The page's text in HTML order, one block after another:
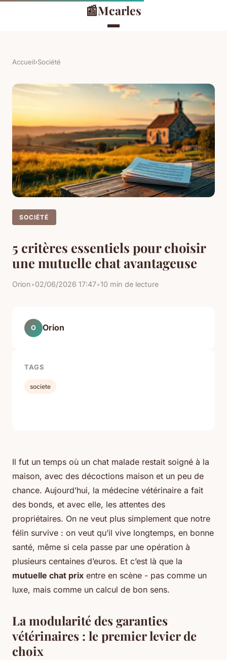
📰Mcarles
Accueil›Société
SOCIÉTÉ
5 critères essentiels pour choisir
une mutuelle chat avantageuse
Orion•02/06/2026 17:47•10 min de lecture
Il fut un temps où un chat malade restait soigné à la
maison, avec des décoctions maison et un peu de
chance. Aujourd’hui, la médecine vétérinaire a fait
des bonds, et avec elle, les attentes des
propriétaires. On ne veut plus simplement que notre
félin survive : on veut qu’il vive longtemps, en bonne
santé, même si cela passe par une opération à
plusieurs centaines d’euros. Et c’est là que la
mutuelle chat prix entre en scène - pas comme un
luxe, mais comme un calcul de bon sens.
La modularité des garanties
vétérinaires : le premier levier de
choix
O Orion
TAGS
societe